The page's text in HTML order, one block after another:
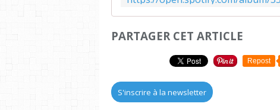
PARTAGER CET ARTICLE
Repost
S'inscrire à la newsletter